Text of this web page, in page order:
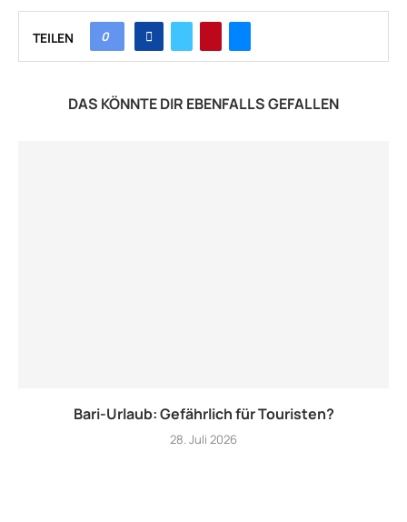
TEILEN 0
DAS KÖNNTE DIR EBENFALLS GEFALLEN
Bari-Urlaub: Gefährlich für Touristen?
28. Juli 2026